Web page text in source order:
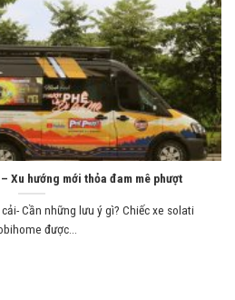
Xu hướng mới thỏa đam mê phượt
Cần những lưu ý gì? Chiếc xe solati
được...